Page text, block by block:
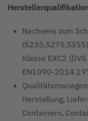
Nachweis zum
Klasse EXC2
EN1090-
Herstellung,
Containern,